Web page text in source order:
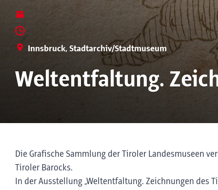
Innsbruck, Stadtarchiv/Stadtmuseum
Weltentfaltung.
Die Grafische Sammlung der Tiroler Landesmuseen
Tiroler Barocks.
In der Ausstellung „Weltentfaltung. Zeichnungen des